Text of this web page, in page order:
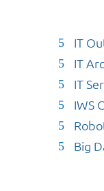
IT
IT
IT
IWS
Big